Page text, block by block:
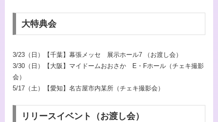
大特典会
3/23（日）【千葉】幕張メッセ 展示ホール7 （お渡し会）
3/30（日）【大阪】マイドームおおさか E・Fホール（チェキ撮影
会）
5/17（土）【愛知】名古屋市内某所（チェキ撮影会）
リリースイベント（お渡し会）